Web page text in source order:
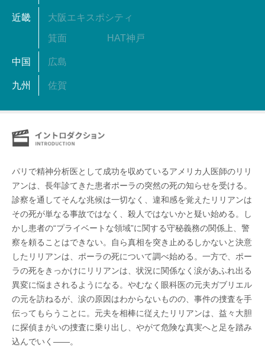
近畿 大阪エキスポシティ
箕面 HAT神戸
中国 広島
九州 佐賀
パリで精神分析医として成功を収めているアメリカ人医師のリリ
アンは、長年診てきた患者ポーラの突然の死の知らせを受ける。
診察を通してそんな兆候は一切なく、違和感を覚えたリリアンは
その死が単なる事故ではなく、殺人ではないかと疑い始める。し
かし患者の“プライベートな領域”に関する守秘義務の関係上、警
察を頼ることはできない。自ら真相を突き止めるしかないと決意
したリリアンは、ポーラの死について調べ始める。一方で、ポー
ラの死をきっかけにリリアンは、状況に関係なく涙があふれ出る
異変に悩まされるようになる。やむなく眼科医の元夫ガブリエル
の元を訪ねるが、涙の原因はわからないものの、事件の捜査を手
伝ってもらうことに。元夫を相棒に従えたリリアンは、益々大胆
に探偵まがいの捜査に乗り出し、やがて危険な真実へと足を踏み
込んでいく――。